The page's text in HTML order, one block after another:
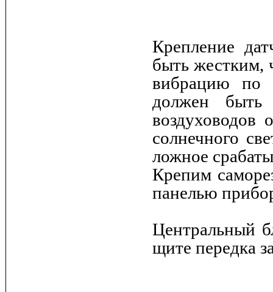
Крепление
быть жестким,
вибрацию по
должен
воздуховодов
солнечного
ложное
Крепим
панелью
Центральный
щите передка